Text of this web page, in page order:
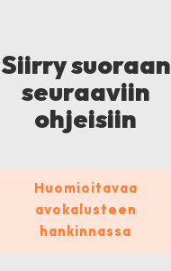
Siirry suoraan
seuraaviin
ohjeisiin
Huomioitavaa
avokalusteen
hankinnassa